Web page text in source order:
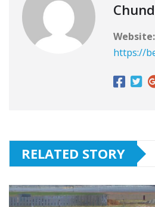
Website:
https://
RELATED STORY